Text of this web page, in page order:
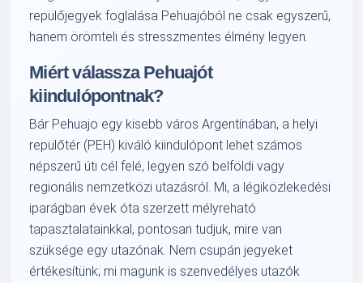
repülőjegyek foglalása Pehuajóból ne csak egyszerű,
hanem örömteli és stresszmentes élmény legyen.
Miért válassza Pehuajót
kiindulópontnak?
Bár Pehuajo egy kisebb város Argentínában, a helyi
repülőtér (PEH) kiváló kiindulópont lehet számos
népszerű úti cél felé, legyen szó belföldi vagy
regionális nemzetközi utazásról. Mi, a légiközlekedési
iparágban évek óta szerzett mélyreható
tapasztalatainkkal, pontosan tudjuk, mire van
szüksége egy utazónak. Nem csupán jegyeket
értékesítünk; mi magunk is szenvedélyes utazók